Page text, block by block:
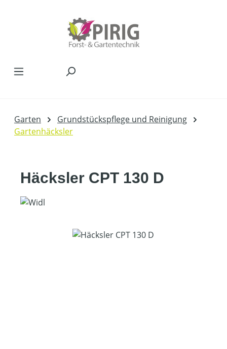
Garten
Grundstückspflege und Reinigung
Gartenhäcksler
Häcksler CPT 130 D
Bildergalerie überspringen